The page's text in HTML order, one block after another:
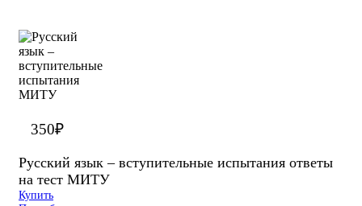
350₽
Русский язык – вступительные испытания ответы
на тест МИТУ
Купить